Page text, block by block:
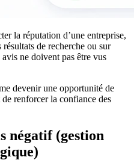
la réputation d’une entreprise,
de recherche ou sur
ne doivent pas être vus
devenir une opportunité de
renforcer la confiance des
négatif (gestion